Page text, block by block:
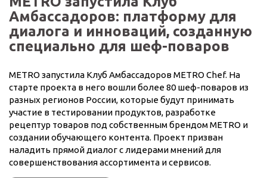
Амбассадоров: платформу для
диалога и инноваций, созданную
специально для шеф-поваров
METRO запустила Клуб Амбассадоров METRO Chef. На
старте проекта в него вошли более 80 шеф-поваров из
разных регионов России, которые будут принимать
участие в тестировании продуктов, разработке
рецептур товаров под собственным брендом METRO и
создании обучающего контента. Проект призван
наладить прямой диалог с лидерами мнений для
совершенствования ассортимента и сервисов.